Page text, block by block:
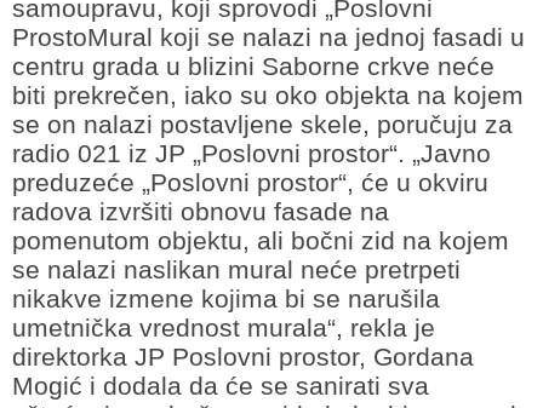
samoupravu, koji sprovodi „Poslovni
ProstoMural koji se nalazi na jednoj fasadi u
centru grada u blizini Saborne crkve neće
biti prekrečen, iako su oko objekta na kojem
se on nalazi postavljene skele, poručuju za
radio 021 iz JP „Poslovni prostor“. „Javno
preduzeće „Poslovni prostor“, će u okviru
radova izvršiti obnovu fasade na
pomenutom objektu, ali bočni zid na kojem
se nalazi naslikan mural neće pretrpeti
nikakve izmene kojima bi se narušila
umetnička vrednost murala“, rekla je
direktorka JP Poslovni prostor, Gordana
Mogić i dodala da će se sanirati sva